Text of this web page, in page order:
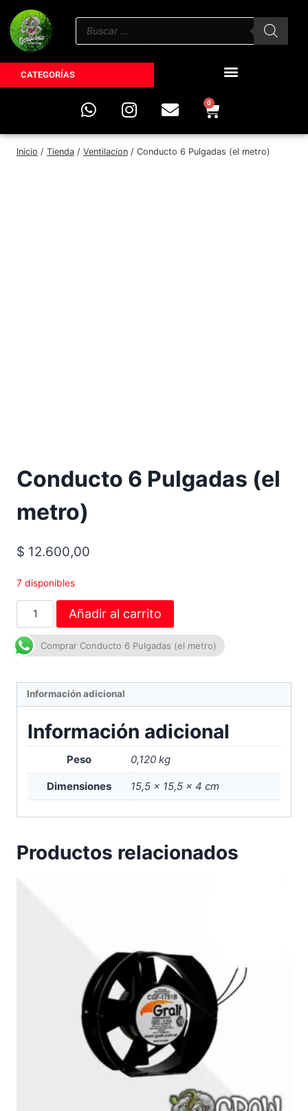
CATEGORÍAS
0
Inicio / Tienda / Ventilacion / Conducto 6 Pulgadas (el metro)
Conducto 6 Pulgadas (el
metro)
$ 12.600,00
7 disponibles
Añadir al carrito
Comprar Conducto 6 Pulgadas (el metro)
Información adicional
Información adicional
Peso 0,120 kg
Dimensiones 15,5 × 15,5 × 4 cm
Productos relacionados